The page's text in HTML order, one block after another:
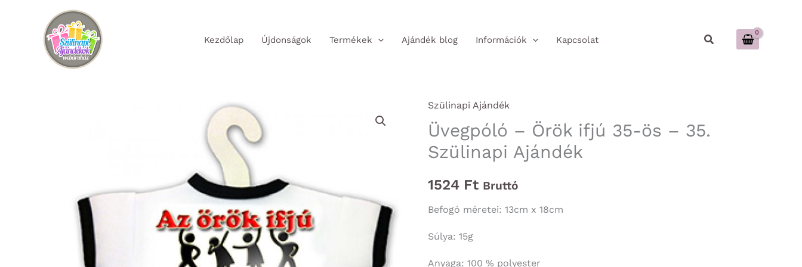
Kezdőlap Újdonságok Termékek Ajándék blog Információk Kapcsolat Keresés
Szülinapi Ajándék
Üvegpóló – Örök ifjú 35-ös – 35.
Szülinapi Ajándék
1524 Ft Bruttó
Befogó méretei: 13cm x 18cm
Súlya: 15g
Anyaga: 100 % polyester